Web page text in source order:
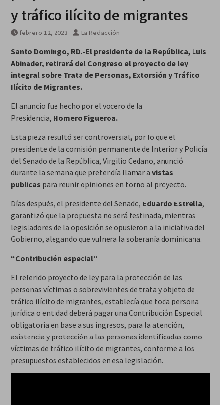
y tráfico ilícito de migrantes
febrero 12, 2023 La Redacción
Santo Domingo, RD.-El presidente de la República, Luis
Abinader, retirará del Congreso el proyecto de ley
integral sobre Trata de Personas, Extorsión y Tráfico
Ilícito de Migrantes.
El anuncio fue hecho por el vocero de la
Presidencia, Homero Figueroa.
Esta pieza resultó ser controversial, por lo que el
presidente de la comisión permanente de Interior y Policía
del Senado de la República, Virgilio Cedano, anunció
durante la semana que pretendía llamar a vistas
publicas para reunir opiniones en torno al proyecto.
Días después, el presidente del Senado, Eduardo Estrella,
garantizó que la propuesta no será festinada, mientras
legisladores de la oposición se opusieron a la iniciativa del
Gobierno, alegando que vulnera la soberanía dominicana.
“Contribución especial”
El referido proyecto de ley para la protección de las
personas víctimas o sobrevivientes de trata y objeto de
tráfico ilícito de migrantes, establecía que toda persona
jurídica o entidad deberá pagar una Contribución Especial
obligatoria en base a sus ingresos, para la atención,
asistencia y protección a las personas identificadas como
víctimas de tráfico ilícito de migrantes, conforme a los
presupuestos establecidos en esa legislación.